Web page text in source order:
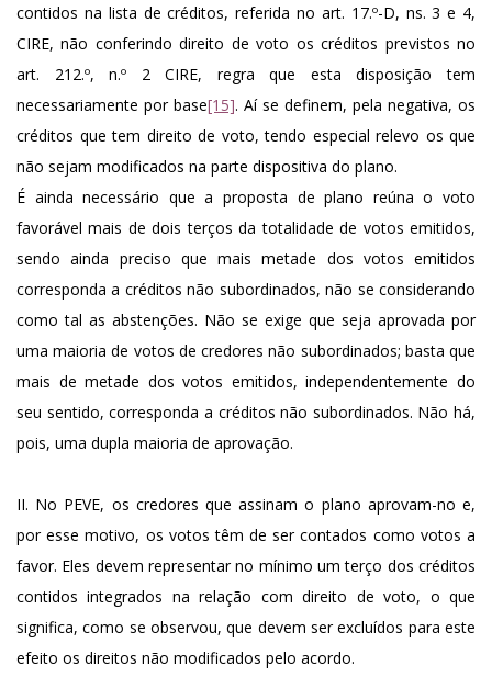
contidos na lista de créditos, referida no art. 17.º-D, ns. 3 e 4,
CIRE, não conferindo direito de voto os créditos previstos no
art. 212.º, n.º 2 CIRE, regra que esta disposição tem
necessariamente por base[15]. Aí se definem, pela negativa, os
créditos que tem direito de voto, tendo especial relevo os que
não sejam modificados na parte dispositiva do plano.
É ainda necessário que a proposta de plano reúna o voto
favorável mais de dois terços da totalidade de votos emitidos,
sendo ainda preciso que mais metade dos votos emitidos
corresponda a créditos não subordinados, não se considerando
como tal as abstenções. Não se exige que seja aprovada por
uma maioria de votos de credores não subordinados; basta que
mais de metade dos votos emitidos, independentemente do
seu sentido, corresponda a créditos não subordinados. Não há,
pois, uma dupla maioria de aprovação.
II. No PEVE, os credores que assinam o plano aprovam-no e,
por esse motivo, os votos têm de ser contados como votos a
favor. Eles devem representar no mínimo um terço dos créditos
contidos integrados na relação com direito de voto, o que
significa, como se observou, que devem ser excluídos para este
efeito os direitos não modificados pelo acordo.